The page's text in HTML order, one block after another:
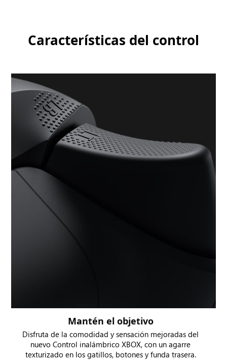
Características del control
Mantén el objetivo
Disfruta de la comodidad y sensación mejoradas del
nuevo Control inalámbrico XBOX, con un agarre
texturizado en los gatillos, botones y funda trasera.